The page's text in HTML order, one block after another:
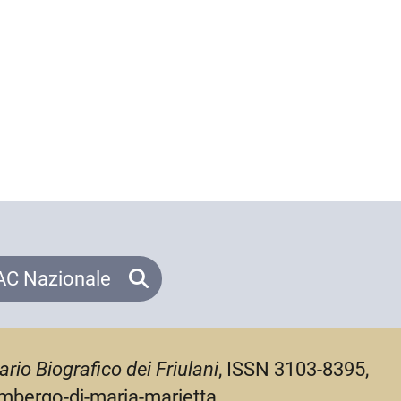
Nazionale
Biografico dei Friulani, ISSN 3103-8395,